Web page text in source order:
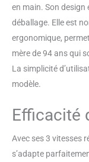
en main. Son design
déballage. Elle est
ergonomique,
mère de 94 ans qui
La simplicité
modèle.
Efficacité
Avec ses 3 vitesses
s’adapte